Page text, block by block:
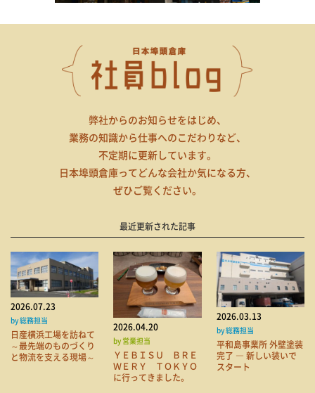
弊社からのお知らせをはじめ、
業務の知識から仕事へのこだわりなど、
不定期に更新しています。
日本埠頭倉庫ってどんな会社か気になる方、
ぜひご覧ください。
最近更新された記事
2026.07.23
by 総務担当
日産横浜工場を訪ねて
～最先端のものづくり
と物流を支える現場～
2026.04.20
by 営業担当
ＹＥＢＩＳＵ ＢＲＥ
ＷＥＲＹ ＴＯＫＹＯ
に行ってきました。
2026.03.13
by 総務担当
平和島事業所 外壁塗装
完了 ― 新しい装いで
スタート